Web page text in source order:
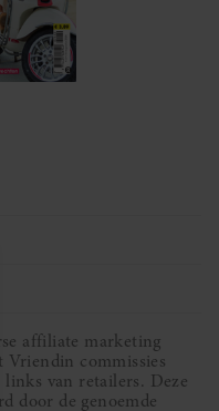
affiliate marketing
Vriendin commissies
van retailers. Deze
door de genoemde